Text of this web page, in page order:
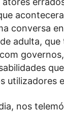
conversa
adulta, que
utilizadores
nos